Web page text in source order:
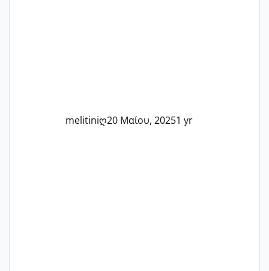
melitiniღ20 Μαίου, 20251 yr